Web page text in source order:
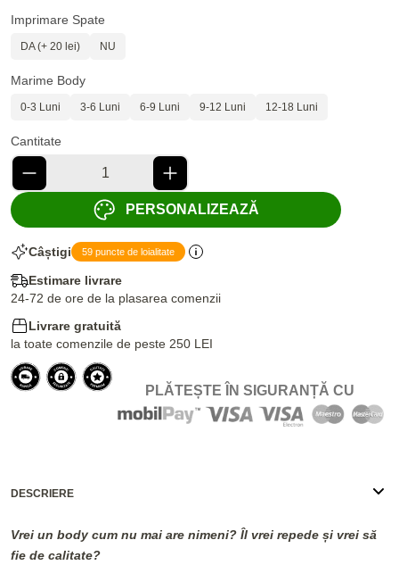
Imprimare Spate
DA (+ 20 lei) NU
Marime Body
0-3 Luni 3-6 Luni 6-9 Luni 9-12 Luni 12-18 Luni
Cantitate
PERSONALIZEAZĂ
Câștigi 59 puncte de loialitate
Estimare livrare
24-72 de ore de la plasarea comenzii
Livrare gratuită
la toate comenzile de peste 250 LEI
PLĂTEȘTE ÎN SIGURANȚĂ CU
DESCRIERE
Vrei un body cum nu mai are nimeni? Îl vrei repede și vrei să
fie de calitate?